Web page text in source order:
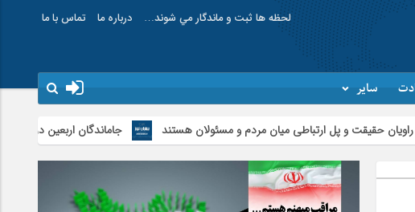
لحظه ها ثبت و ماندگار مي شوند… درباره ما تماس با ما
سایر
و پل ارتباطی میان مردم و مسئولان هستند جاماندگان اربعین در اردبیل به یاد